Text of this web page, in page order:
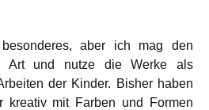
aber ich mag den
Art und nutze die Werke als
der Kinder. Bisher haben
kreativ mit Farben und Formen